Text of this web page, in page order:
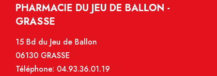
PHARMACIE DU JEU DE BALLON -
GRASSE
15 Bd du Jeu de Ballon
06130 GRASSE
Téléphone: 04.93.36.01.19